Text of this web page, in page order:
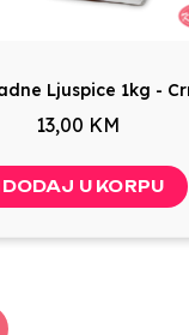
Ljuspice 1kg -
13,00 KM
DODAJ U KORPU